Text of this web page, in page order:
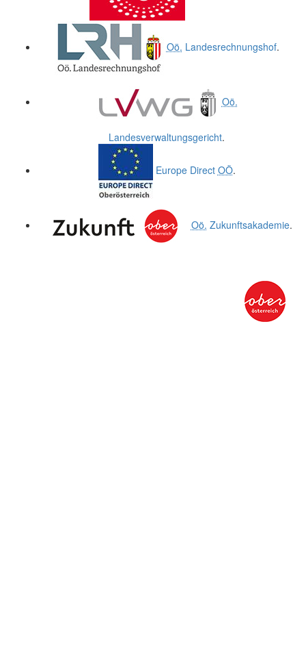
Oö. Landesrechnungshof.
Oö.
Landesverwaltungsgericht.
Europe Direct OÖ.
Oö. Zukunftsakademie.